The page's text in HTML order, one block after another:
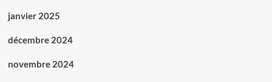
janvier 2025
décembre 2024
novembre 2024